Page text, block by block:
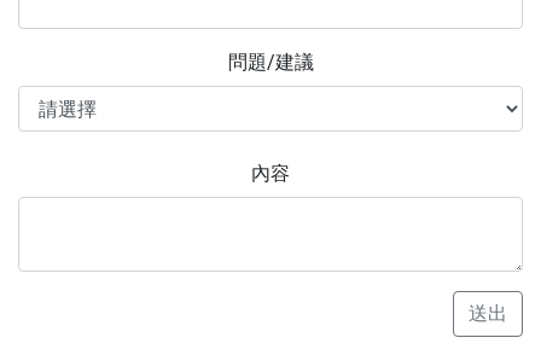
問題/建議
內容
送出